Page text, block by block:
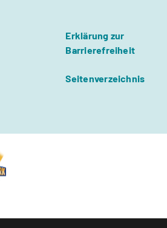
Erklärung zur
Barrierefreiheit
Seitenverzeichnis